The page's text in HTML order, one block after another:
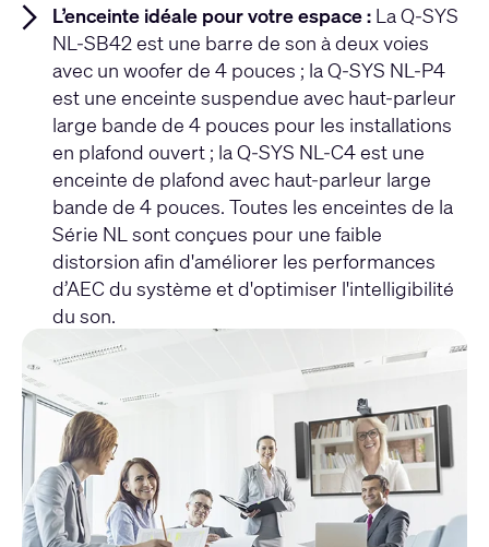
L’enceinte idéale pour votre espace : La Q-SYS
NL-SB42 est une barre de son à deux voies
avec un woofer de 4 pouces ; la Q-SYS NL-P4
est une enceinte suspendue avec haut-parleur
large bande de 4 pouces pour les installations
en plafond ouvert ; la Q-SYS NL-C4 est une
enceinte de plafond avec haut-parleur large
bande de 4 pouces. Toutes les enceintes de la
Série NL sont conçues pour une faible
distorsion afin d'améliorer les performances
d’AEC du système et d'optimiser l'intelligibilité
du son.